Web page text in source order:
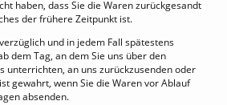
haben, dass Sie die Waren zurückgesandt
der frühere Zeitpunkt ist.
und in jedem Fall spätestens
dem Tag, an dem Sie uns über den
unterrichten, an uns zurückzusenden oder
gewahrt, wenn Sie die Waren vor Ablauf
absenden.